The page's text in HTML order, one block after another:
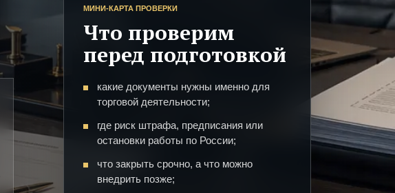
МИНИ-КАРТА ПРОВЕРКИ
Что проверим
перед подготовкой
какие документы нужны именно для
торговой деятельности;
где риск штрафа, предписания или
остановки работы по России;
что закрыть срочно, а что можно
внедрить позже;